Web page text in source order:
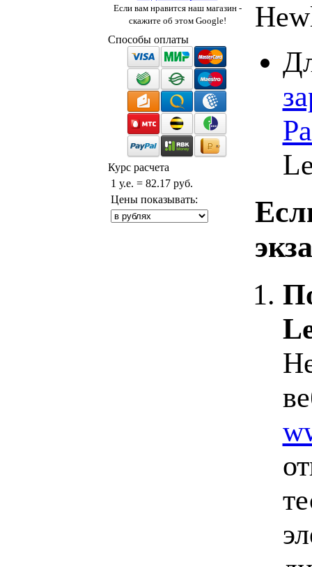
Если вам нравится наш магазин -
скажите об этом Google!
Способы оплаты
Курс расчета
1 у.е. = 82.17 руб.
Цены показывать: